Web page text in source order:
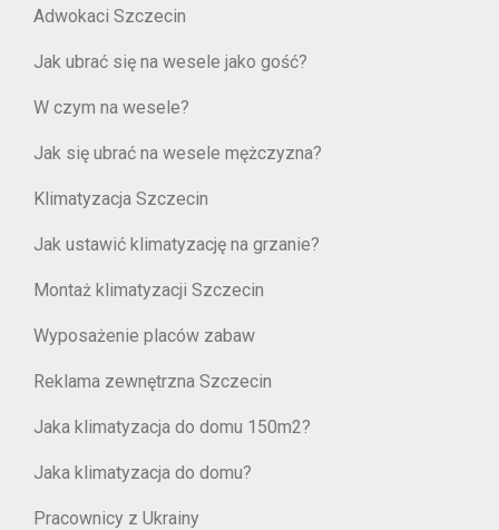
Adwokaci Szczecin
Jak ubrać się na wesele jako gość?
W czym na wesele?
Jak się ubrać na wesele mężczyzna?
Klimatyzacja Szczecin
Jak ustawić klimatyzację na grzanie?
Montaż klimatyzacji Szczecin
Wyposażenie placów zabaw
Reklama zewnętrzna Szczecin
Jaka klimatyzacja do domu 150m2?
Jaka klimatyzacja do domu?
Pracownicy z Ukrainy